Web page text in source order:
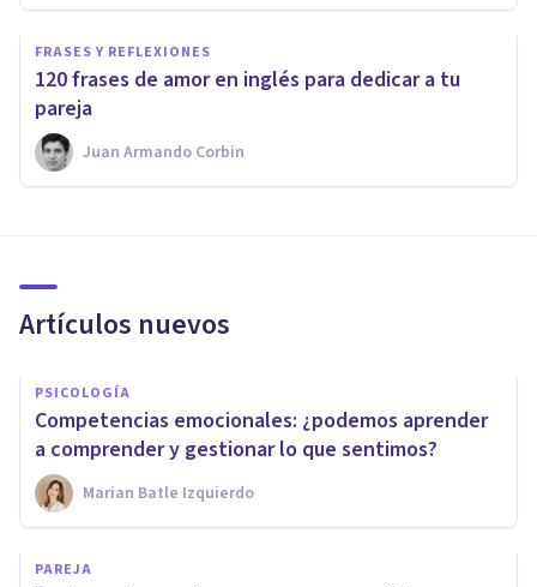
FRASES Y REFLEXIONES
120 frases de amor en inglés para dedicar a tu
pareja
Juan Armando Corbin
Artículos nuevos
PSICOLOGÍA
Competencias emocionales: ¿podemos aprender
a comprender y gestionar lo que sentimos?
Marian Batle Izquierdo
PAREJA